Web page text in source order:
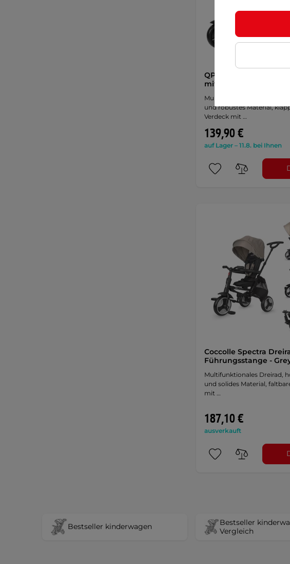
QPlay Rito Star Kinder-
mit Führungsstange -
Multifunktionales Dreirad,
und robustes Material,
Verdeck mit …
139,90 €
auf Lager – 11.8. bei Ihnen
Coccolle Spectra
Führungsstange -
Multifunktionales Dreirad,
und solides Material,
mit …
187,10 €
ausverkauft
Bestseller kinderwagen
Bestseller
Vergleich